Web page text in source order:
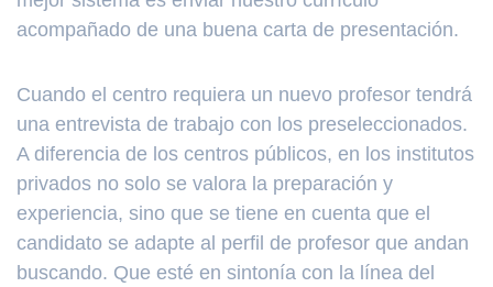
acompañado de una buena carta de presentación.
Cuando el centro requiera un nuevo profesor tendrá
una entrevista de trabajo con los preseleccionados.
A diferencia de los centros públicos, en los institutos
privados no solo se valora la preparación y
experiencia, sino que se tiene en cuenta que el
candidato se adapte al perfil de profesor que andan
buscando. Que esté en sintonía con la línea del